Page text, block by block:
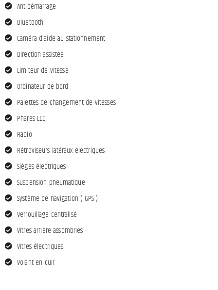
Antidémarrage
Bluetooth
Caméra d'aide au stationnement
Direction assistée
Limiteur de vitesse
Ordinateur de bord
Palettes de changement de vitesses
Phares LED
Radio
Rétroviseurs latéraux électriques
Sièges électriques
Suspension pneumatique
Système de navigation ( GPS )
Verrouillage centralisé
Vitres arrière assombries
Vitres électriques
Volant en cuir